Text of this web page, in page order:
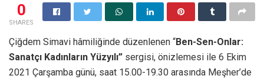
0
SHARES
Çiğdem Simavi hâmiliğinde düzenlenen “Ben-Sen-Onlar:
Sanatçı Kadınların Yüzyılı” sergisi, önizlemesi ile 6 Ekim
2021 Çarşamba günü, saat 15.00-19.30 arasında Meşher’de